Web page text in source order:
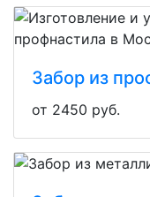
Забор из
от 2450 руб.